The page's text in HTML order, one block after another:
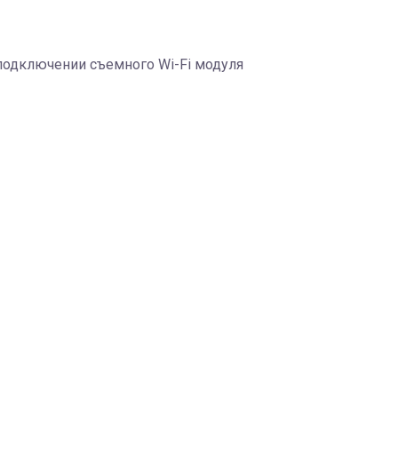
съемного Wi-Fi модуля